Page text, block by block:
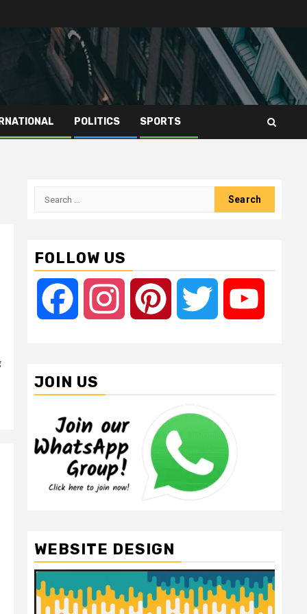
POLITICS SPORTS
Search
FOLLOW US
Facebook Instagram Pinterest Twitter
JOIN US
WEBSITE DESIGN